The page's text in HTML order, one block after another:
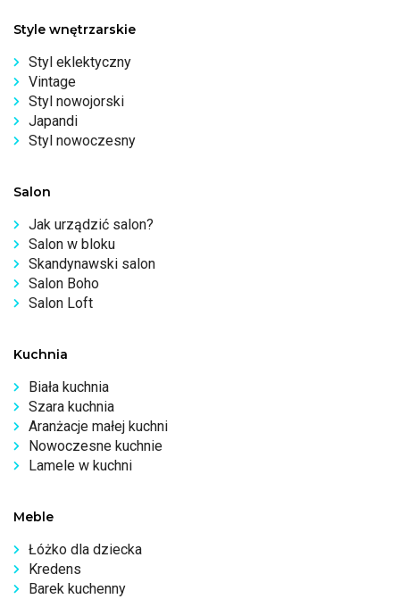
Style wnętrzarskie
Styl eklektyczny
Vintage
Styl nowojorski
Japandi
Styl nowoczesny
Salon
Jak urządzić salon?
Salon w bloku
Skandynawski salon
Salon Boho
Salon Loft
Kuchnia
Biała kuchnia
Szara kuchnia
Aranżacje małej kuchni
Nowoczesne kuchnie
Lamele w kuchni
Meble
Łóżko dla dziecka
Kredens
Barek kuchenny